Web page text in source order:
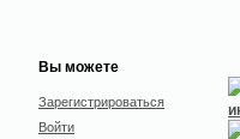
Вы можете
Зарегистрироваться
Войти